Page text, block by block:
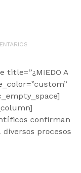
A
confirman
procesos